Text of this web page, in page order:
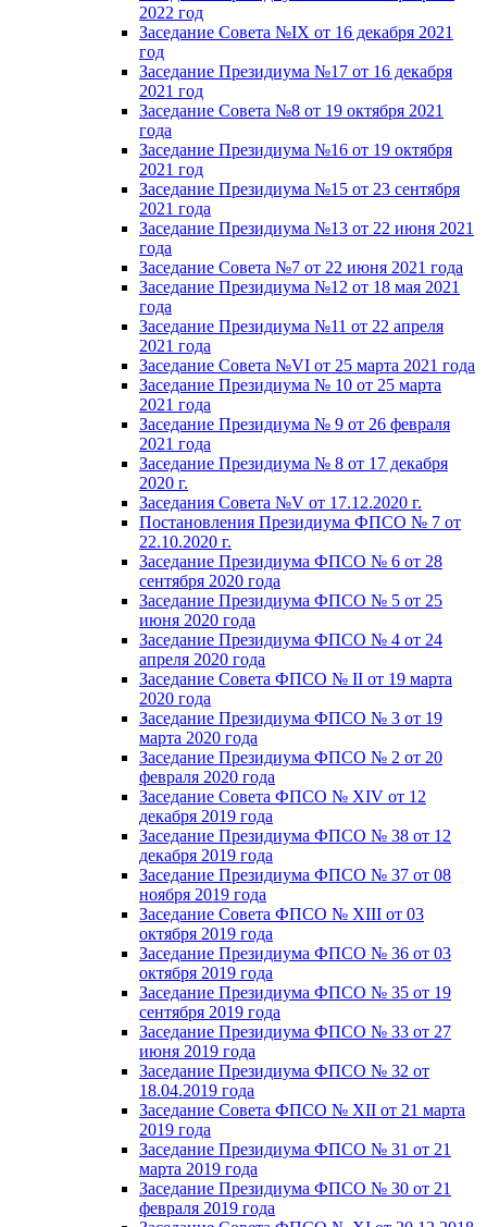
2022 год
Заседание Совета №IX от 16 декабря 2021
год
Заседание Президиума №17 от 16 декабря
2021 год
Заседание Совета №8 от 19 октября 2021
года
Заседание Президиума №16 от 19 октября
2021 год
Заседание Президиума №15 от 23 сентября
2021 года
Заседание Президиума №13 от 22 июня 2021
года
Заседание Совета №7 от 22 июня 2021 года
Заседание Президиума №12 от 18 мая 2021
года
Заседание Президиума №11 от 22 апреля
2021 года
Заседание Совета №VI от 25 марта 2021 года
Заседание Президиума № 10 от 25 марта
2021 года
Заседание Президиума № 9 от 26 февраля
2021 года
Заседание Президиума № 8 от 17 декабря
2020 г.
Заседания Совета №V от 17.12.2020 г.
Постановления Президиума ФПСО № 7 от
22.10.2020 г.
Заседание Президиума ФПСО № 6 от 28
сентября 2020 года
Заседание Президиума ФПСО № 5 от 25
июня 2020 года
Заседание Президиума ФПСО № 4 от 24
апреля 2020 года
Заседание Совета ФПСО № II от 19 марта
2020 года
Заседание Президиума ФПСО № 3 от 19
марта 2020 года
Заседание Президиума ФПСО № 2 от 20
февраля 2020 года
Заседание Совета ФПСО № XIV от 12
декабря 2019 года
Заседание Президиума ФПСО № 38 от 12
декабря 2019 года
Заседание Президиума ФПСО № 37 от 08
ноября 2019 года
Заседание Совета ФПСО № XIII от 03
октября 2019 года
Заседание Президиума ФПСО № 36 от 03
октября 2019 года
Заседание Президиума ФПСО № 35 от 19
сентября 2019 года
Заседание Президиума ФПСО № 33 от 27
июня 2019 года
Заседание Президиума ФПСО № 32 от
18.04.2019 года
Заседание Совета ФПСО № XII от 21 марта
2019 года
Заседание Президиума ФПСО № 31 от 21
марта 2019 года
Заседание Президиума ФПСО № 30 от 21
февраля 2019 года